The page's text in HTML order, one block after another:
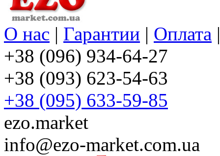
О нас | Гарантии | Оплата
+38 (096) 934-64-27
+38 (093) 623-54-63
+38 (095) 633-59-85
ezo.market
info@ezo-market.com.ua